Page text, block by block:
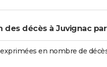
des décès à Juvignac
en nombre de